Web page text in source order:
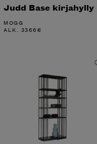
Judd Base kirjahylly
MOGG
ALK. 3366€